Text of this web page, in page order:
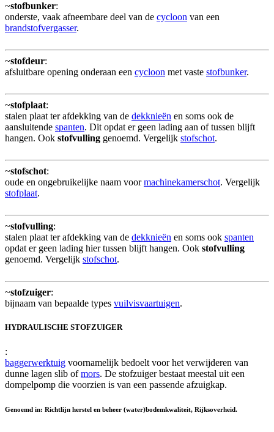
~stofbunker:
onderste, vaak afneembare deel van de cycloon van een
brandstofvergasser.
~stofdeur:
afsluitbare opening onderaan een cycloon met vaste stofbunker.
~stofplaat:
stalen plaat ter afdekking van de dekknieën en soms ook de
aansluitende spanten. Dit opdat er geen lading aan of tussen blijft
hangen. Ook stofvulling genoemd. Vergelijk stofschot.
~stofschot:
oude en ongebruikelijke naam voormachinekamerschot. Vergelijk
stofplaat.
~stofvulling:
stalen plaat ter afdekking van de dekknieën en soms ook spanten
opdat er geen lading hier tussen blijft hangen. Ook stofvulling
genoemd. Vergelijk stofschot.
~stofzuiger:
bijnaam van bepaalde types vuilvisvaartuigen.
HYDRAULISCHE STOFZUIGER
:
baggerwerktuig voornamelijk bedoelt voor het verwijderen van
dunne lagen slib ofmors. De stofzuiger bestaat meestal uit een
dompelpomp die voorzien is van een passende afzuigkap.
Genoemd in: Richtlijn herstel en beheer (water)bodemkwaliteit, Rijksoverheid.